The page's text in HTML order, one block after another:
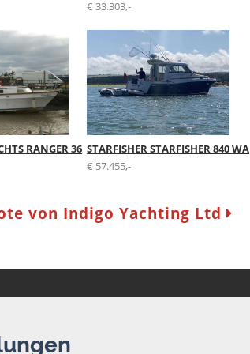
€ 33.303,-
RANGER 36 STARFISHER STARFISHER 840 WA
€ 57.455,-
von Indigo Yachting Ltd
AGB